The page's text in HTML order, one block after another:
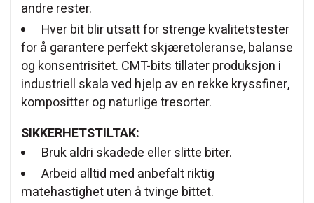
andre rester.
Hver bit blir utsatt for strenge kvalitetstester
for å garantere perfekt skjæretoleranse, balanse
og konsentrisitet. CMT-bits tillater produksjon i
industriell skala ved hjelp av en rekke kryssfiner,
kompositter og naturlige tresorter.
SIKKERHETSTILTAK:
Bruk aldri skadede eller slitte biter.
Arbeid alltid med anbefalt riktig
matehastighet uten å tvinge bittet.